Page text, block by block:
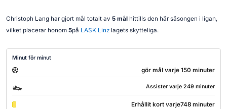
Christoph Lang har gjort mål totalt av 5 mål hittills den här säsongen i ligan,
vilket placerar honom 5på LASK Linzlagets skytteliga.
Minut för minut
gör mål varje 150 minuter
Assister varje 249 minuter
Erhållit kort varje748 minuter